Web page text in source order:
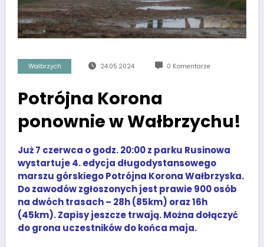
Wałbrzych 24.05.2024 0 Komentarze
Potrójna Korona
ponownie w Wałbrzychu!
Już 7 czerwca o godz. 20:00 z parku Rusinowa
wystartuje 4. edycja długodystansowego
marszu górskiego Potrójna Korona Wałbrzyska.
Do zawodów zgłoszonych jest prawie 900 osób
na dwóch trasach – 28h (85km) oraz 16h
(45km). Zapisy jeszcze trwają. Można dołączyć
do grona uczestników do końca maja.